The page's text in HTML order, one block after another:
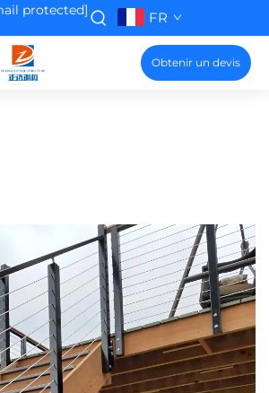
protected] FR
Obtenir un devis